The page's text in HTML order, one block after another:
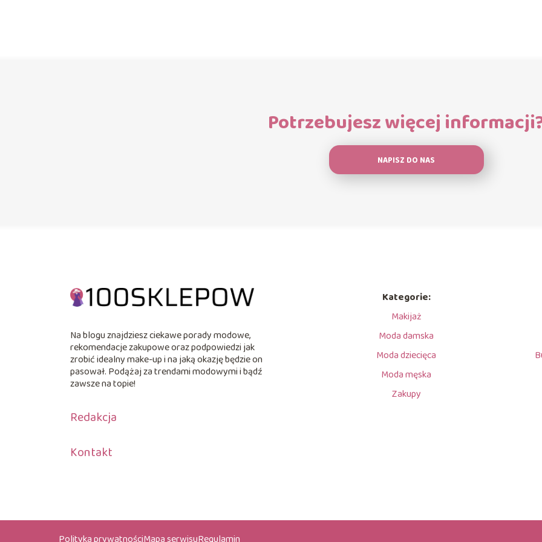
Potrzebujesz więcej
NAPISZ DO NAS
Na blogu znajdziesz ciekawe porady modowe,
rekomendacje zakupowe oraz podpowiedzi jak
zrobić idealny make-up i na jaką okazję będzie on
pasował. Podążaj za trendami modowymi i bądź
zawsze na topie!
Redakcja
Kontakt
Kategorie:
Makijaż
Moda damska
Moda dziecięca
Moda męska
Zakupy
Polityka prywatnościMapa serwisuRegulamin